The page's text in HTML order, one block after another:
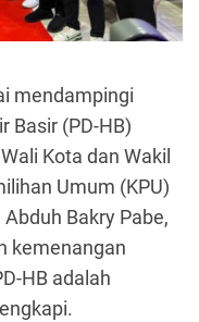
mendampingi
Basir (PD-HB)
Kota dan Wakil
Umum (KPU)
Bakry Pabe,
kemenangan
HB adalah